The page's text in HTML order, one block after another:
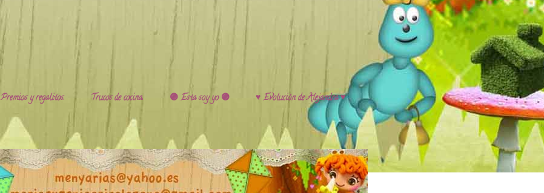
Premios y regalitos. Trucos de cocina. 🟣 Esta soy yo 🟣
♥️ Evolución de Alejandra ♥️